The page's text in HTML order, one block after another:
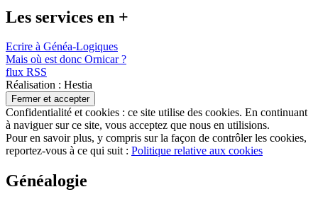
Les services en +
Ecrire à Généa-Logiques
Mais où est donc Ornicar ?
flux RSS
Réalisation : Hestia
Confidentialité et cookies : ce site utilise des cookies. En continuant
à naviguer sur ce site, vous acceptez que nous en utilisions.
Pour en savoir plus, y compris sur la façon de contrôler les cookies,
reportez-vous à ce qui suit : Politique relative aux cookies
Généalogie